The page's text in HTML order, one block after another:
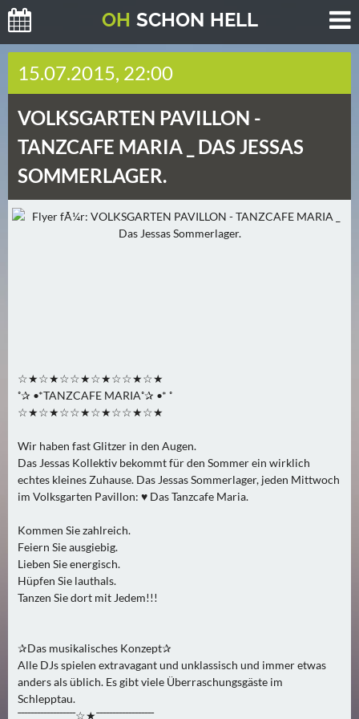
OH SCHON HELL
H
E
T
E
(
2
)
2
)
E
B
E
M
O
R
G
E
(
0
)
15.07.2015, 22:00
VOLKSGARTEN PAVILLON -
TANZCAFE MARIA _ DAS JESSAS
SOMMERLAGER.
☆★☆★☆☆★☆★☆☆★☆★
˚✰ •*TANZCAFE MARIA˚✰ •* ˚
☆★☆★☆☆★☆★☆☆★☆★
Wir haben fast Glitzer in den Augen.
Das Jessas Kollektiv bekommt für den Sommer ein wirklich
echtes kleines Zuhause. Das Jessas Sommerlager, jeden Mittwoch
im Volksgarten Pavillon: ♥ Das Tanzcafe Maria.
Kommen Sie zahlreich.
Feiern Sie ausgiebig.
Lieben Sie energisch.
Hüpfen Sie lauthals.
Tanzen Sie dort mit Jedem!!!
✰Das musikalisches Konzept✰
Alle DJs spielen extravagant und unklassisch und immer etwas
anders als üblich. Es gibt viele Überraschungsgäste im
Schlepptau.
¯¯¯¯¯¯¯¯¯¯¯¯¯¯¯¯¯¯☆★¯¯¯¯¯¯¯¯¯¯¯¯¯¯¯¯¯¯